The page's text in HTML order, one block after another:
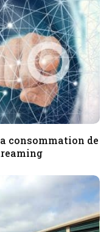
consommation de